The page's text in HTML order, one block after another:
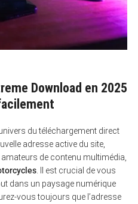
Download en 2025
du téléchargement direct
adresse active du site,
de contenu multimédia,
. Il est crucial de vous
dans un paysage numérique
vous toujours que l’adresse